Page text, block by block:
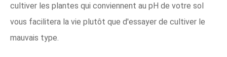
cultiver les plantes qui conviennent au pH de votre sol
vous facilitera la vie plutôt que d'essayer de cultiver le
mauvais type.